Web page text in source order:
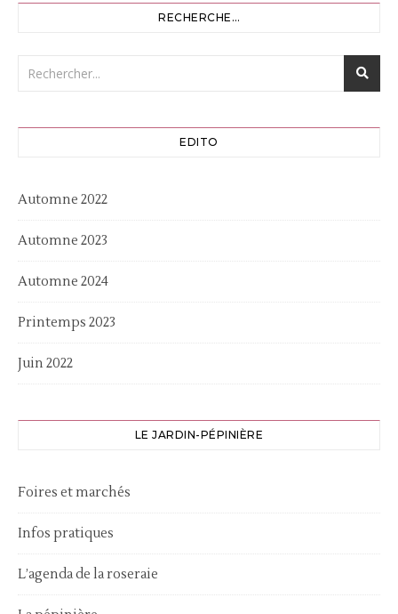
RECHERCHE…
EDITO
Automne 2022
Automne 2023
Automne 2024
Printemps 2023
Juin 2022
LE JARDIN-PÉPINIÈRE
Foires et marchés
Infos pratiques
L’agenda de la roseraie